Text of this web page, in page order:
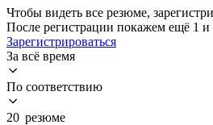
Чтобы видеть все резюме,
После регистрации покажем ещё 1 и
Зарегистрироваться
За всё время
По соответствию
20 резюме